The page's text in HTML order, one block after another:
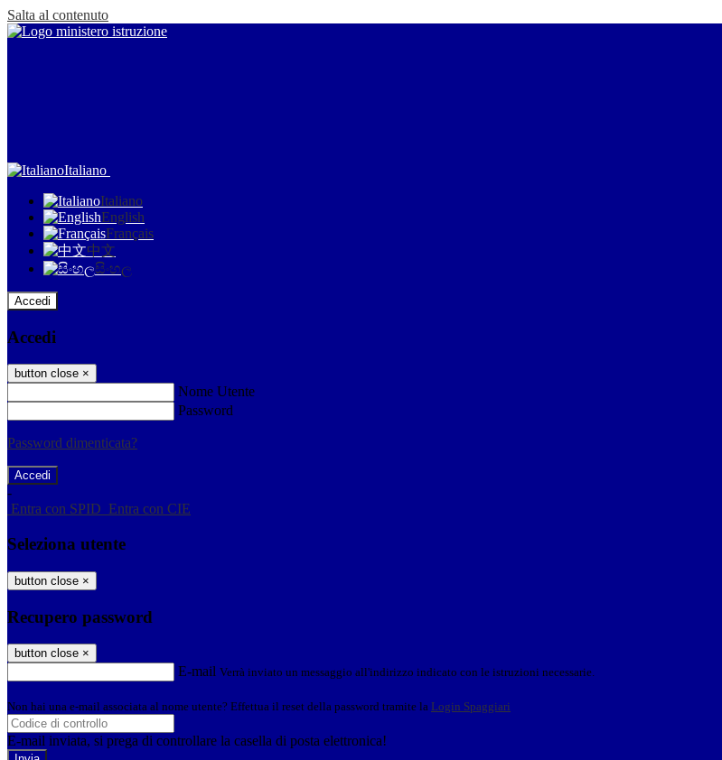
Salta al contenuto
Italiano
Italiano
English
Français
中文
සිංහල
Accedi
Accedi
button close ×
Nome Utente
Password
Password dimenticata?
-
Entra con SPID Entra con CIE
Seleziona utente
button close ×
Recupero password
button close ×
E-mail Verrà inviato un messaggio all'indirizzo indicato con le istruzioni necessarie.
Non hai una e-mail associata al nome utente? Effettua il reset della password tramite la Login Spaggiari
E-mail inviata, si prega di controllare la casella di posta elettronica!